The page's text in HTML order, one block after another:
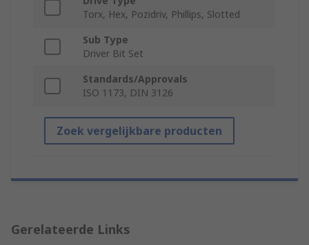
Torx, Hex, Pozidriv, Phillips, Slotted
Sub Type
Driver Bit Set
Standards/Approvals
ISO 1173, DIN 3126
Zoek vergelijkbare producten
Gerelateerde Links